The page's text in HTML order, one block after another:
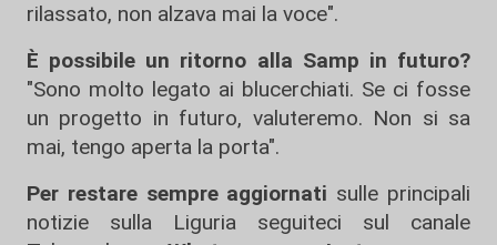
rilassato, non alzava mai la voce".
È possibile un ritorno alla Samp in futuro?
"Sono molto legato ai blucerchiati. Se ci fosse
un progetto in futuro, valuteremo. Non si sa
mai, tengo aperta la porta".
Per restare sempre aggiornati sulle principali
notizie sulla Liguria seguiteci sul canale